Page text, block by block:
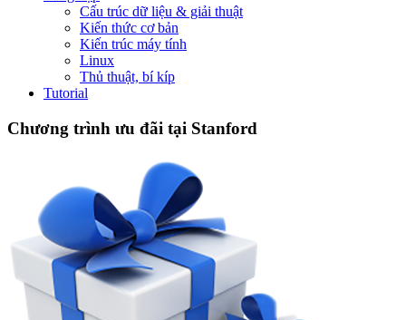
Cấu trúc dữ liệu & giải thuật
Kiến thức cơ bản
Kiến trúc máy tính
Linux
Thủ thuật, bí kíp
Tutorial
Chương trình ưu đãi tại Stanford